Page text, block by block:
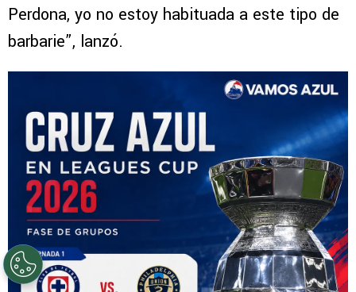
Perdona, yo no estoy habituada a este tipo de
barbarie”, lanzó.